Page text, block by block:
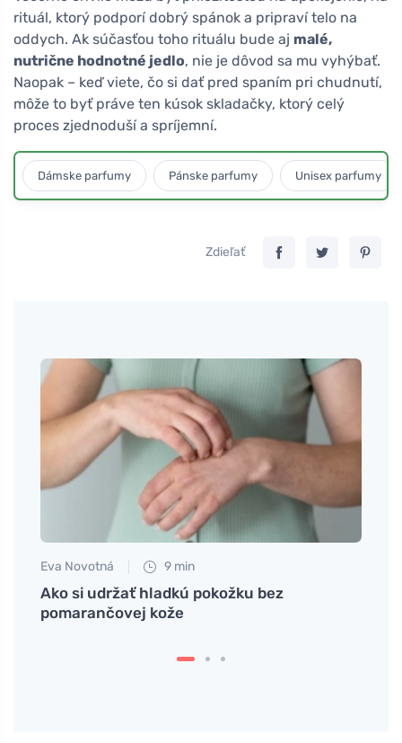
rituál, ktorý podporí dobrý spánok a pripraví telo na
oddych. Ak súčasťou toho rituálu bude aj malé,
nutrične hodnotné jedlo, nie je dôvod sa mu vyhýbať.
Naopak – keď viete, čo si dať pred spaním pri chudnutí,
môže to byť práve ten kúsok skladačky, ktorý celý
proces zjednoduší a spríjemní.
Dámske parfumy Pánske parfumy Unisex parfumy
Zdieľať
Eva Novotná 9 min
Ako si udržať hladkú pokožku bez
pomarančovej kože